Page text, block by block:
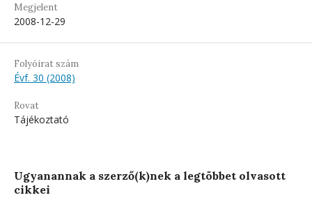
Megjelent
2008-12-29
Folyóirat szám
Évf. 30 (2008)
Rovat
Tájékoztató
Ugyanannak a szerző(k)nek a legtöbbet olvasott
cikkei